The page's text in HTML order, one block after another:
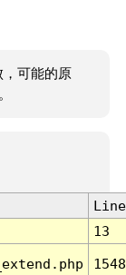
可能的原
Line
13
1548